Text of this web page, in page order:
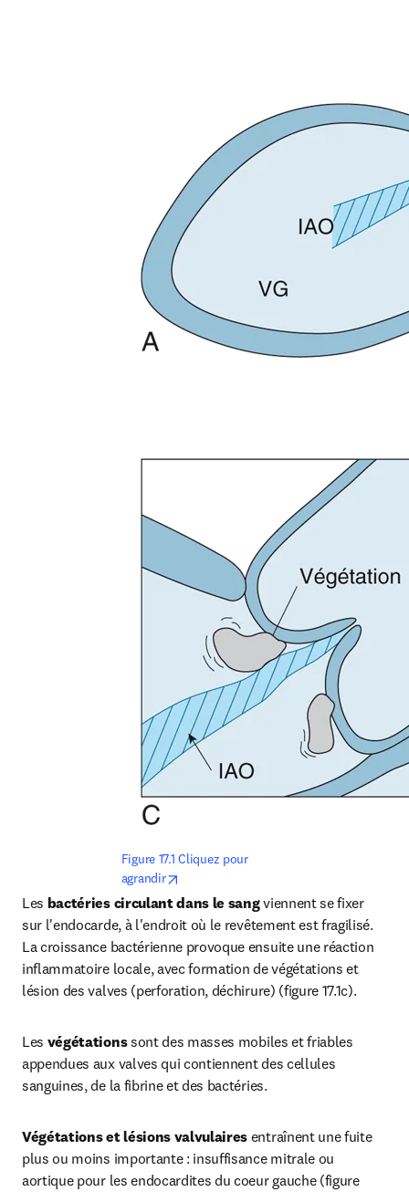
Figure 17.1 Cliquez pour
agrandir
Les bactéries circulant dans le sang viennent se fixer
sur l'endocarde, à l'endroit où le revêtement est fragilisé.
La croissance bactérienne provoque ensuite une réaction
inflammatoire locale, avec formation de végétations et
lésion des valves (perforation, déchirure) (figure 17.1c).
Les végétations sont des masses mobiles et friables
appendues aux valves qui contiennent des cellules
sanguines, de la fibrine et des bactéries.
Végétations et lésions valvulaires entraînent une fuite
plus ou moins importante : insuffisance mitrale ou
aortique pour les endocardites du coeur gauche (figure